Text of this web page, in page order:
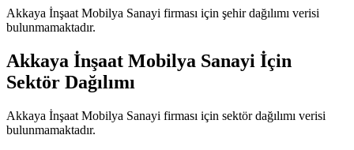
Akkaya İnşaat Mobilya Sanayi firması için şehir dağılımı verisi
bulunmamaktadır.
Akkaya İnşaat Mobilya Sanayi İçin
Sektör Dağılımı
Akkaya İnşaat Mobilya Sanayi firması için sektör dağılımı verisi
bulunmamaktadır.